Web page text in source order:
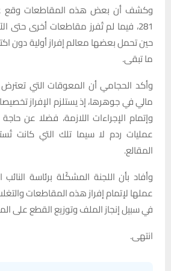
وكشف أن بعض هذه المقاطعات وقع
حين تحمل بعضها معالم إفراز أولية دون
ما تبقى.
وأكد الحجامي أن المعوقات التي
مالي في جوهرها، إذ يستلزم الإفراز
وإتمام الإجراءات اللازمة، فضلا عن
عمليات ردم لا سيما تلك التي كانت
المقالع.
وأفاد بأن اللجنة المشكّلة برئاسة
عملها لإتمام إفراز هذه المقاطعات
في سبيل إنجاز الملف وتوزيع القطع على
انتهى.